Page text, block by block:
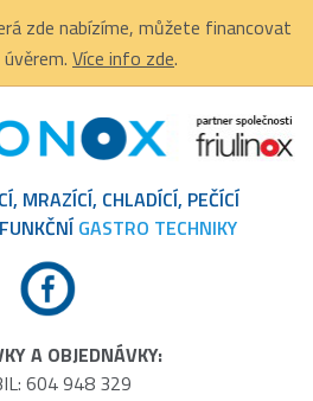
zde nabízíme, můžete financovat
Více info zde.
MRAZÍCÍ, CHLADÍCÍ, PEČÍCÍ
GASTRO TECHNIKY
A OBJEDNÁVKY:
604 948 329